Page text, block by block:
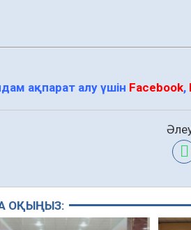
ақпарат алу үшін Facebook,
ОҚЫҢЫЗ: